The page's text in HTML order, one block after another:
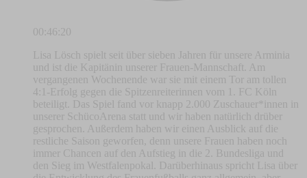
00:46:20
Lisa Lösch spielt seit über sieben Jahren für unsere Arminia
und ist die Kapitänin unserer Frauen-Mannschaft. Am
vergangenen Wochenende war sie mit einem Tor am tollen
4:1-Erfolg gegen die Spitzenreiterinnen vom 1. FC Köln
beteiligt. Das Spiel fand vor knapp 2.000 Zuschauer*innen in
unserer SchücoArena statt und wir haben natürlich drüber
gesprochen. Außerdem haben wir einen Ausblick auf die
restliche Saison geworfen, denn unsere Frauen haben noch
immer Chancen auf den Aufstieg in die 2. Bundesliga und
den Sieg im Westfalenpokal. Darüberhinaus spricht Lisa über